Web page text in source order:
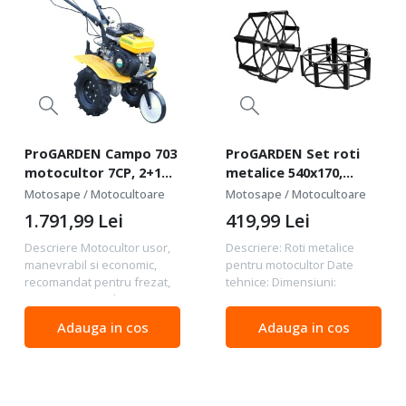
ProGARDEN Campo 703
motocultor 7CP, 2+1
trepte, roti 4.00-8, 2+1
freze, benzina, curele,
transmisie aluminiu
Motosape / Motocultoare
Descriere Motocultor usor,
manevrabil si economic,
recomandat pentru frezat,
arat, tractari si alte
cu roti cu anvelopa de
cauciuc cu camera de aer,
1.791,99 Lei
Adauga in cos
ProGARDEN Set roti
metalice 540x170,
manicot cu flanse, hex
32mm pentru
motocultor Campo
Motosape / Motocultoare
Descriere: Roti metalice
pentru motocultor Date
tehnice: Dimensiuni:
419,99 Lei
Adauga in cos